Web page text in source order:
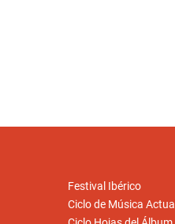
Festival Ibérico
Ciclo de Música Actual